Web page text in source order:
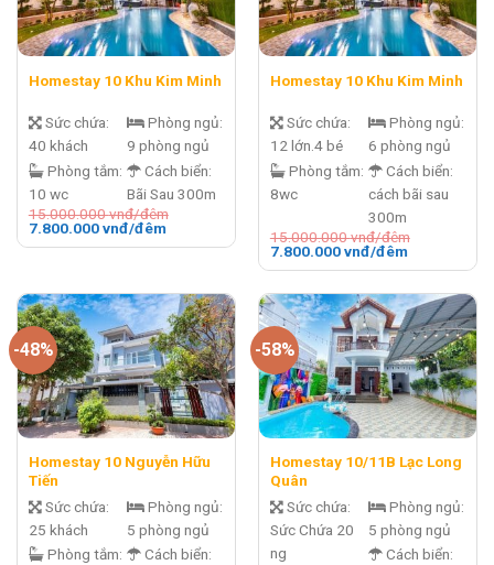
Homestay 10 Khu Kim Minh
Sức chứa:
40 khách
Phòng tắm:
10 wc
Phòng ngủ:
9 phòng ngủ
Cách biển:
Bãi Sau 300m
15.000.000vnđ/đêm
Giá
7.800.000vnđ/đêmGiá
đêm.
Homestay 10 Khu Kim Minh
Sức chứa:
12 lớn.4 bé
Phòng tắm:
8wc
Phòng ngủ:
6 phòng ngủ
Cách biển:
cách bãi sau
300m
15.000.000vnđ/đêm
Giá
15.000.000 vnđ/
đêm.
7.800.000vnđ/đêmGiá
là:
7.800.000
đêm.
-48%
Homestay 10 Nguyễn Hữu
Tiến
Sức chứa:
25 khách
Phòng tắm:
Phòng ngủ:
5 phòng ngủ
Cách biển:
-58%
Homestay 10/11B Lạc Long
Quân
Sức chứa:
Sức Chứa 20
ng
Phòng ngủ:
5 phòng ngủ
Cách biển: